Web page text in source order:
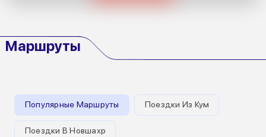
Маршруты
Популярные Маршруты Поездки Из Кум
Поездки В Новшахр